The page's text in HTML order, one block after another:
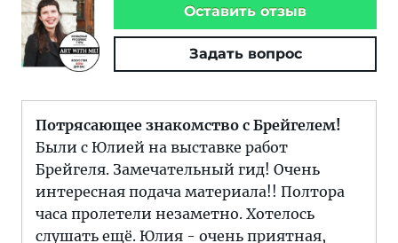
Оставить отзыв
Задать вопрос
Потрясающее знакомство с Брейгелем!
Были с Юлией на выставке работ
Брейгеля. Замечательный гид! Очень
интересная подача материала!! Полтора
часа пролетели незаметно. Хотелось
слушать ещё. Юлия - очень приятная,